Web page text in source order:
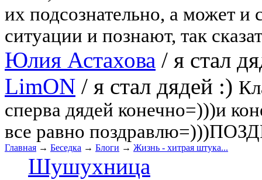
их подсознательно, а может и
ситуации и познают, так
Юлия Астахова / я стал
LimON / я стал дядей :)
сперва дядей конечно=)))и
все равно
Главная → Беседка → Блоги → Жизнь - хитрая штука...
Шушухница